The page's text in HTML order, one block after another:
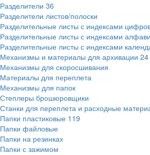
Разделители 36
Разделители листов/полоски
Разделительные листы с индексами
Разделительные листы с индексами
Разделительные листы с индексами
Механизмы и материалы для архивации 24
Механизмы для скоросшивания
Материалы для переплета
Механизмы для папок
Степлеры брошюровщики
Станки для переплета и расходные
Папки пластиковые 119
Папки файловые
Папки на резинках
Папки с зажимом